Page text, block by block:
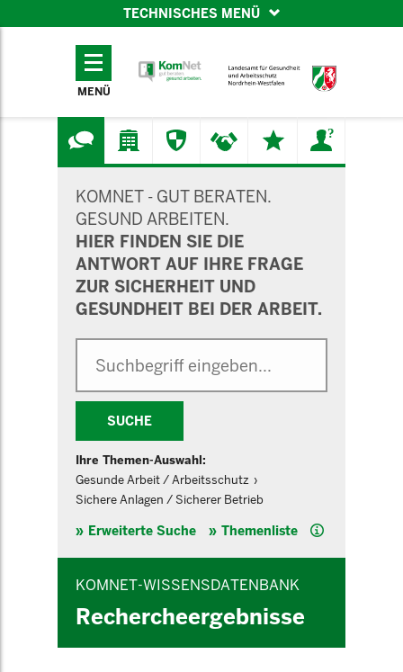
TECHNISCHES MENÜ
TECHNISCHES
MENÜ
KOMNET - GUT BERATEN.
GESUND ARBEITEN.
HIER FINDEN SIE DIE
ANTWORT AUF IHRE FRAGE
ZUR SICHERHEIT UND
GESUNDHEIT BEI DER ARBEIT.
SUCHE
Ihre Themen-Auswahl:
Gesunde Arbeit / Arbeitsschutz
Sichere Anlagen / Sicherer Betrieb
Erweiterte Suche Themenliste Hilfe
KOMNET-WISSENSDATENBANK
Rechercheergebnisse